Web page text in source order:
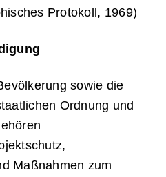
Protokoll, 1969)
sowie die
Ordnung und
Maßnahmen zum